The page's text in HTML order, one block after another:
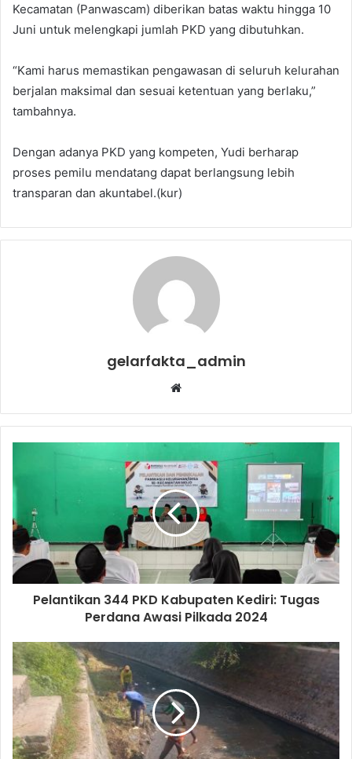
Kecamatan (Panwascam) diberikan batas waktu hingga 10
Juni untuk melengkapi jumlah PKD yang dibutuhkan.
“Kami harus memastikan pengawasan di seluruh kelurahan
berjalan maksimal dan sesuai ketentuan yang berlaku,”
tambahnya.
Dengan adanya PKD yang kompeten, Yudi berharap
proses pemilu mendatang dapat berlangsung lebih
transparan dan akuntabel.(kur)
gelarfakta_admin
Website
Pelantikan 344 PKD Kabupaten Kediri: Tugas
Perdana Awasi Pilkada 2024